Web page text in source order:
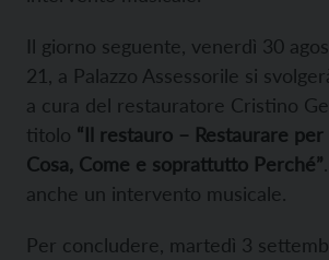
Il giorno seguente, venerdì 30
21, a Palazzo Assessorile si
a cura del restauratore Cristino
titolo “Il restauro – Restaurare
Cosa, Come e soprattutto Perché”
anche un intervento musicale.
Per concludere, martedì 3